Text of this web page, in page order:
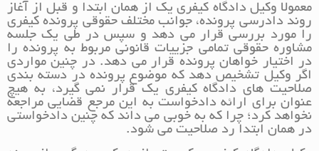
معمولا وکیل دادگاه کیفری یک از همان ابتدا و قبل از آغاز
روند دادرسی پرونده، جوانب مختلف حقوقی پرونده کیفری
را مورد بررسی قرار می دهد و سپس در طی یک جلسه
مشاوره حقوقی تمامی جزییات قانونی مربوط به پرونده را
در اختیار خواهان پرونده قرار می دهد. در چنین مواردی
اگر وکیل تشخیص دهد که موضوع پرونده در دسته بندی
صلاحیت های دادگاه کیفری یک قرار نمی گیرد، به هیچ
عنوان برای ارائه دادخواست به این مرجع قضایی مراجعه
نخواهد کرد؛ چرا که به خوبی می داند که چنین دادخواستی
در همان ابتدا رد صلاحیت می شود.